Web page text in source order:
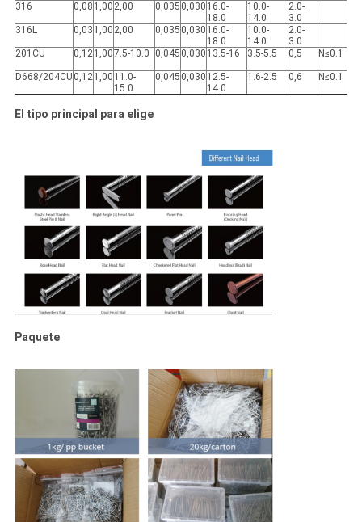
316
0,08 1,00 2,00 0,035 0,030 16.0-
18.0
10.0-
14.0
2.0-
3.0
316L
0,03 1,00 2,00 0,035 0,030 16.0-
18.0
10.0-
14.0
2.0-
3.0
201CU
0,121,007.5-10.0 0,045 0,030 13.5-16 3.5-5.5 0,5 N≤0.1
D668/204CU 0,121,00 11.0-
15.0
0,045 0,030 12.5-
14.0
1.6-2.5 0,6 N≤0.1
El tipo principal para elige
Paquete